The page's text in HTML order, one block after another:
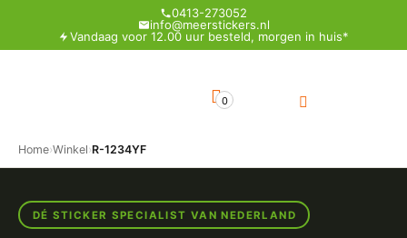
0413-273052
info@meerstickers.nl
Vandaag voor 12.00 uur besteld, morgen in huis*
0
Home›Winkel›R-1234YF
DÉ STICKER SPECIALIST VAN NEDERLAND